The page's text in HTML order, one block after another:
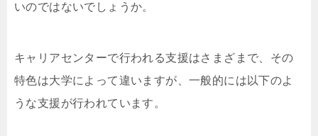
いのではないでしょうか。
キャリアセンターで行われる支援はさまざまで、その
特色は大学によって違いますが、一般的には以下のよ
うな支援が行われています。